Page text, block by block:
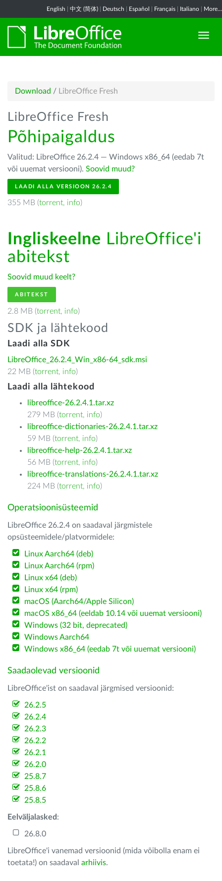
English 中文 (简体) Deutsch Español Français Italiano More...
Download / LibreOffice Fresh
LibreOffice Fresh
Põhipaigaldus
Valitud: LibreOffice 26.2.4 — Windows x86_64 (eedab 7t
või uuemat versiooni). Soovid muud?
LAADI ALLA VERSIOON 26.2.4
355 MB (torrent, info)
Ingliskeelne LibreOffice'i
abitekst
Soovid muud keelt?
ABITEKST
2.8 MB (torrent, info)
SDK ja lähtekood
Laadi alla SDK
LibreOffice_26.2.4_Win_x86-64_sdk.msi
22 MB (torrent, info)
Laadi alla lähtekood
libreoffice-26.2.4.1.tar.xz
279 MB (torrent, info)
libreoffice-dictionaries-26.2.4.1.tar.xz
59 MB (torrent, info)
libreoffice-help-26.2.4.1.tar.xz
56 MB (torrent, info)
libreoffice-translations-26.2.4.1.tar.xz
224 MB (torrent, info)
Operatsioonisüsteemid
LibreOffice 26.2.4 on saadaval järgmistele
opsüsteemidele/platvormidele:
Linux Aarch64 (deb)
Linux Aarch64 (rpm)
Linux x64 (deb)
Linux x64 (rpm)
macOS (Aarch64/Apple Silicon)
macOS x86_64 (eeldab 10.14 või uuemat versiooni)
Windows (32 bit, deprecated)
Windows Aarch64
Windows x86_64 (eedab 7t või uuemat versiooni)
Saadaolevad versioonid
LibreOffice'ist on saadaval järgmised versioonid:
26.2.5
26.2.4
26.2.3
26.2.2
26.2.1
26.2.0
25.8.7
25.8.6
25.8.5
Eelväljalasked :
26.8.0
LibreOffice'i vanemad versioonid (mida võibolla enam ei
toetata!) on saadaval arhiivis.